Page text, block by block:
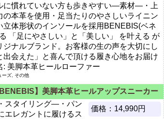
に慣れていない方も歩きやすい―素材―・上
本革を使用・足当たりのやさしいライニン
体形状のインソールを採用BENEBIS(ベネ
「足にやさしい」と「美しい」 を叶える が
ナルブランド。お客様の生の声を大切にし
会えた」と喜んで頂ける履き心地をお届け
: 美脚本革ヒールローファー
ーズ, その他
BENEBIS】美脚本革ヒールアップスニーカー
価格：14,990円
スタイリング―・パン
エレガントに履けるス